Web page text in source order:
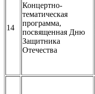
14
Концертно-
тематическая
программа,
посвященная Дню
Защитника
Отечества